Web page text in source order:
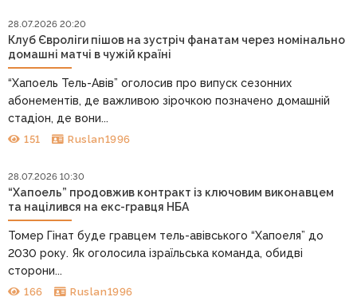
28.07.2026 20:20
Клуб Євроліги пішов на зустріч фанатам через номінально
домашні матчі в чужій країні
“Хапоель Тель-Авів” оголосив про випуск сезонних
абонементів, де важливою зірочкою позначено домашній
стадіон, де вони...
151 Ruslan1996
28.07.2026 10:30
“Хапоель” продовжив контракт із ключовим виконавцем
та націлився на екс-гравця НБА
Томер Гінат буде гравцем тель-авівського “Хапоеля” до
2030 року. Як оголосила ізраїльська команда, обидві
сторони...
166 Ruslan1996